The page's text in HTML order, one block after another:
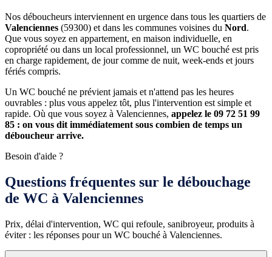
Nos déboucheurs interviennent en urgence dans tous les quartiers de
Valenciennes (59300) et dans les communes voisines du Nord.
Que vous soyez en appartement, en maison individuelle, en
copropriété ou dans un local professionnel, un WC bouché est pris
en charge rapidement, de jour comme de nuit, week-ends et jours
fériés compris.
Un WC bouché ne prévient jamais et n'attend pas les heures
ouvrables : plus vous appelez tôt, plus l'intervention est simple et
rapide. Où que vous soyez à Valenciennes, appelez le 09 72 51 99
85 : on vous dit immédiatement sous combien de temps un
déboucheur arrive.
Besoin d'aide ?
Questions fréquentes sur le débouchage
de WC à Valenciennes
Prix, délai d'intervention, WC qui refoule, sanibroyeur, produits à
éviter : les réponses pour un WC bouché à Valenciennes.